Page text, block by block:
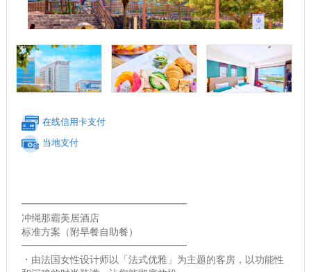
在线信用卡支付
当地支付
━━━━━━━━━━━━━━━━━
冲绳那霸美居酒店
标准方案（附早餐自助餐）
━━━━━━━━━━━━━━━━━
・由法国女性设计师以「法式优雅」为主题的客房，以功能性